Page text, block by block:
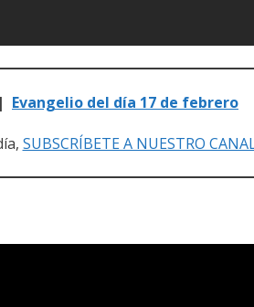
Evangelio del día 17 de febrero
SUBSCRÍBETE A NUESTRO